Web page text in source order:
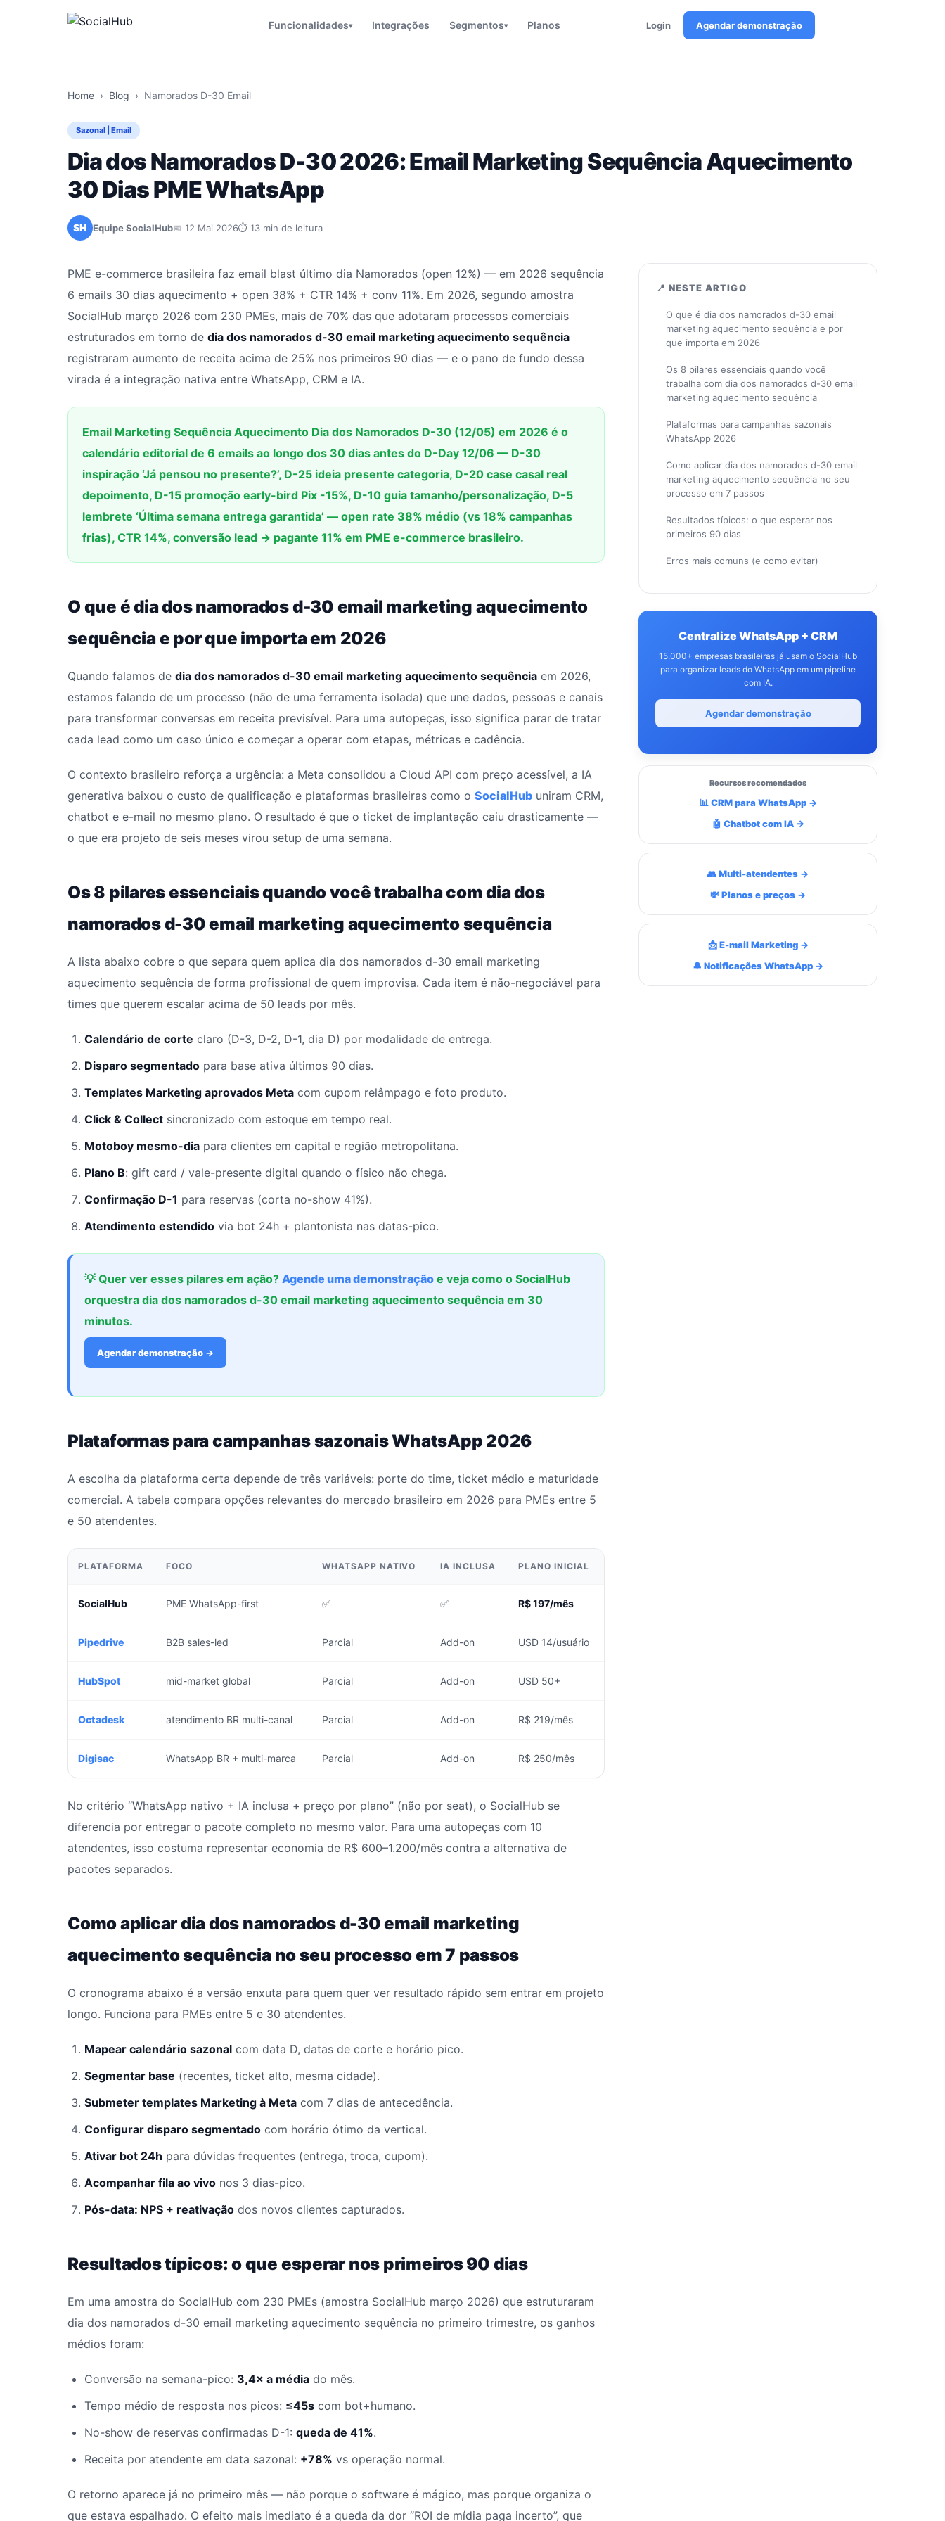
Funcionalidades▾ Integrações Segmentos▾ Planos Login Agendar demonstração
Home › Blog › Namorados D-30 Email
Sazonal | Email
Dia dos Namorados D-30 2026: Email Marketing Sequência Aquecimento
30 Dias PME WhatsApp
SH Equipe SocialHub📅 12 Mai 2026⏱ 13 min de leitura
PME e-commerce brasileira faz email blast último dia Namorados (open 12%) — em 2026 sequência
6 emails 30 dias aquecimento + open 38% + CTR 14% + conv 11%. Em 2026, segundo amostra
SocialHub março 2026 com 230 PMEs, mais de 70% das que adotaram processos comerciais
estruturados em torno de dia dos namorados d-30 email marketing aquecimento sequência
registraram aumento de receita acima de 25% nos primeiros 90 dias — e o pano de fundo dessa
virada é a integração nativa entre WhatsApp, CRM e IA.
Email Marketing Sequência Aquecimento Dia dos Namorados D-30 (12/05) em 2026 é o
calendário editorial de 6 emails ao longo dos 30 dias antes do D-Day 12/06 — D-30
inspiração ‘Já pensou no presente?’, D-25 ideia presente categoria, D-20 case casal real
depoimento, D-15 promoção early-bird Pix -15%, D-10 guia tamanho/personalização, D-5
lembrete ‘Última semana entrega garantida’ — open rate 38% médio (vs 18% campanhas
frias), CTR 14%, conversão lead → pagante 11% em PME e-commerce brasileiro.
O que é dia dos namorados d-30 email marketing aquecimento
sequência e por que importa em 2026
Quando falamos de dia dos namorados d-30 email marketing aquecimento sequência em 2026,
estamos falando de um processo (não de uma ferramenta isolada) que une dados, pessoas e canais
para transformar conversas em receita previsível. Para uma autopeças, isso significa parar de tratar
cada lead como um caso único e começar a operar com etapas, métricas e cadência.
O contexto brasileiro reforça a urgência: a Meta consolidou a Cloud API com preço acessível, a IA
generativa baixou o custo de qualificação e plataformas brasileiras como o SocialHub uniram CRM,
chatbot e e-mail no mesmo plano. O resultado é que o ticket de implantação caiu drasticamente —
o que era projeto de seis meses virou setup de uma semana.
Os 8 pilares essenciais quando você trabalha com dia dos
namorados d-30 email marketing aquecimento sequência
A lista abaixo cobre o que separa quem aplica dia dos namorados d-30 email marketing
aquecimento sequência de forma profissional de quem improvisa. Cada item é não-negociável para
times que querem escalar acima de 50 leads por mês.
Calendário de corte claro (D-3, D-2, D-1, dia D) por modalidade de entrega.
Disparo segmentado para base ativa últimos 90 dias.
Templates Marketing aprovados Meta com cupom relâmpago e foto produto.
Click & Collect sincronizado com estoque em tempo real.
Motoboy mesmo-dia para clientes em capital e região metropolitana.
Plano B: gift card / vale-presente digital quando o físico não chega.
Confirmação D-1 para reservas (corta no-show 41%).
Atendimento estendido via bot 24h + plantonista nas datas-pico.
💡 Quer ver esses pilares em ação? Agende uma demonstração e veja como o SocialHub
orquestra dia dos namorados d-30 email marketing aquecimento sequência em 30
minutos.
Agendar demonstração →
Plataformas para campanhas sazonais WhatsApp 2026
A escolha da plataforma certa depende de três variáveis: porte do time, ticket médio e maturidade
comercial. A tabela compara opções relevantes do mercado brasileiro em 2026 para PMEs entre 5
e 50 atendentes.
PLATAFORMA FOCO WHATSAPP NATIVO IA INCLUSA PLANO INICIAL
SocialHub PME WhatsApp-first ✅ ✅ R$ 197/mês
Pipedrive B2B sales-led Parcial Add-on USD 14/usuário
HubSpot mid-market global Parcial Add-on USD 50+
Octadesk atendimento BR multi-canal Parcial Add-on R$ 219/mês
Digisac WhatsApp BR + multi-marca Parcial Add-on R$ 250/mês
No critério “WhatsApp nativo + IA inclusa + preço por plano” (não por seat), o SocialHub se
diferencia por entregar o pacote completo no mesmo valor. Para uma autopeças com 10
atendentes, isso costuma representar economia de R$ 600–1.200/mês contra a alternativa de
pacotes separados.
Como aplicar dia dos namorados d-30 email marketing
aquecimento sequência no seu processo em 7 passos
O cronograma abaixo é a versão enxuta para quem quer ver resultado rápido sem entrar em projeto
longo. Funciona para PMEs entre 5 e 30 atendentes.
Mapear calendário sazonal com data D, datas de corte e horário pico.
Segmentar base (recentes, ticket alto, mesma cidade).
Submeter templates Marketing à Meta com 7 dias de antecedência.
Configurar disparo segmentado com horário ótimo da vertical.
Ativar bot 24h para dúvidas frequentes (entrega, troca, cupom).
Acompanhar fila ao vivo nos 3 dias-pico.
Pós-data: NPS + reativação dos novos clientes capturados.
Resultados típicos: o que esperar nos primeiros 90 dias
Em uma amostra do SocialHub com 230 PMEs (amostra SocialHub março 2026) que estruturaram
dia dos namorados d-30 email marketing aquecimento sequência no primeiro trimestre, os ganhos
médios foram:
Conversão na semana-pico: 3,4× a média do mês.
Tempo médio de resposta nos picos: ≤45s com bot+humano.
No-show de reservas confirmadas D-1: queda de 41%.
Receita por atendente em data sazonal: +78% vs operação normal.
O retorno aparece já no primeiro mês — não porque o software é mágico, mas porque organiza o
que estava espalhado. O efeito mais imediato é a queda da dor “ROI de mídia paga incerto”, que
📍 NESTE ARTIGO
O que é dia dos namorados d-30 email
marketing aquecimento sequência e por
que importa em 2026
Os 8 pilares essenciais quando você
trabalha com dia dos namorados d-30 email
marketing aquecimento sequência
Plataformas para campanhas sazonais
WhatsApp 2026
Como aplicar dia dos namorados d-30 email
marketing aquecimento sequência no seu
processo em 7 passos
Resultados típicos: o que esperar nos
primeiros 90 dias
Erros mais comuns (e como evitar)
Centralize WhatsApp + CRM
15.000+ empresas brasileiras já usam o SocialHub
para organizar leads do WhatsApp em um pipeline
com IA.
Agendar demonstração
Recursos recomendados
📊 CRM para WhatsApp →
🤖 Chatbot com IA →
👥 Multi-atendentes →
💸 Planos e preços →
📩 E-mail Marketing →
🔔 Notificações WhatsApp →